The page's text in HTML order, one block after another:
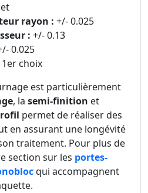
rayon : +/- 0.025
: +/- 0.13
0.025
choix
est particulièrement
, la semi-finition et
permet de réaliser des
en assurant une longévité
traitement. Pour plus de
section sur les portes-
qui accompagnent